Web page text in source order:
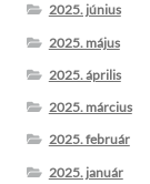
2025. június
2025. május
2025. április
2025. március
2025. február
2025. január